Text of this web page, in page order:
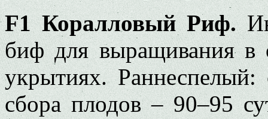
F1 Коралловый Риф.
биф для выращивания в
укрытиях. Раннеспелый:
сбора плодов – 90–95